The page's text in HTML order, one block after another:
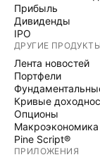
Прибыль
Дивиденды
IPO
ДРУГИЕ ПРОДУКТЫ
Лента новостей
Портфели
Кривые
Опционы
Макроэкономика
Pine Script®
ПРИЛОЖЕНИЯ